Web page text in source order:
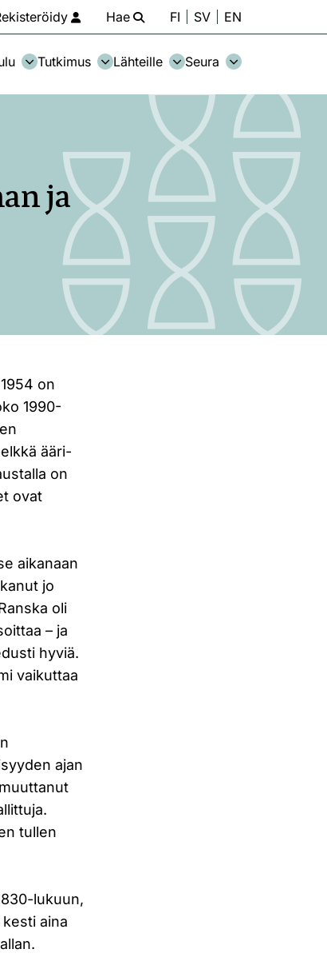
Hae FI SV EN
Tutkimus Lähteille Seura
ja
on
1990-
ääri-
on
ovat
aikanaan
jo
oli
– ja
hyviä.
vaikuttaa
ajan
tullen
lukuun,
aina